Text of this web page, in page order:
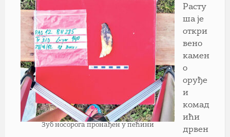
Зуб носорога пронађен у пећини
Расту
ша је
откри
вено
камен
о
оруђе
и
комад
ићи
дрвен